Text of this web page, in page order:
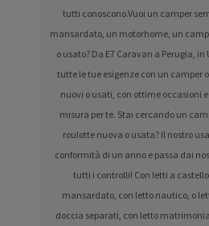
tutti conoscono.Vuoi un camper
mansardato, un motorhome, un
o usato? Da E7 Caravan a Perugia,
tutte le tue esigenze con un camper
nuovi o usati, con ottime occasioni
misura per te. Stai cercando un
roulotte nuova o usata? Il nostro
conformità di un anno e passa dai
tutti i controlli! Con letti a
mansardato, con letto nautico, o
doccia separati, con letto